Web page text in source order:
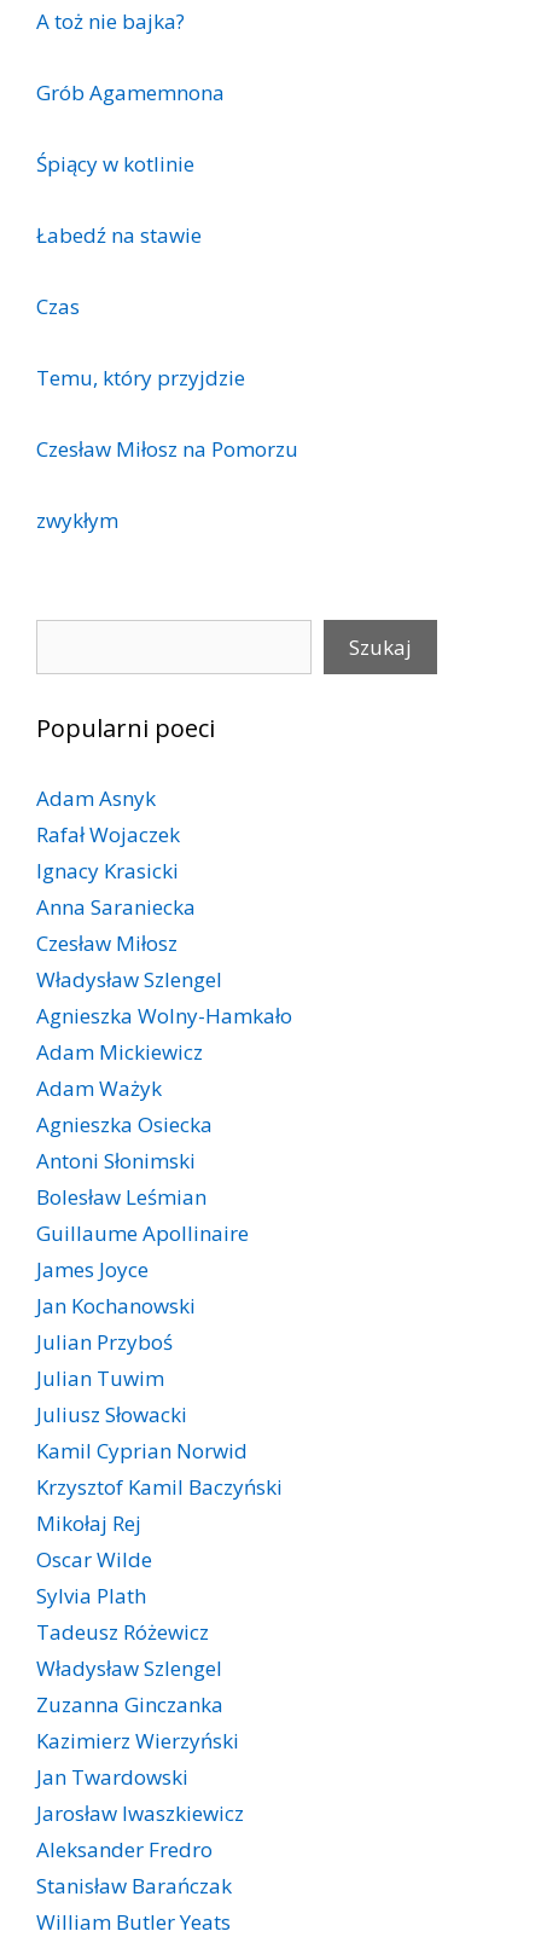
A toż nie bajka?
Grób Agamemnona
Śpiący w kotlinie
Łabedź na stawie
Czas
Temu, który przyjdzie
Czesław Miłosz na Pomorzu
zwykłym
Szukaj
Popularni poeci
Adam Asnyk
Rafał Wojaczek
Ignacy Krasicki
Anna Saraniecka
Czesław Miłosz
Władysław Szlengel
Agnieszka Wolny-Hamkało
Adam Mickiewicz
Adam Ważyk
Agnieszka Osiecka
Antoni Słonimski
Bolesław Leśmian
Guillaume Apollinaire
James Joyce
Jan Kochanowski
Julian Przyboś
Julian Tuwim
Juliusz Słowacki
Kamil Cyprian Norwid
Krzysztof Kamil Baczyński
Mikołaj Rej
Oscar Wilde
Sylvia Plath
Tadeusz Różewicz
Władysław Szlengel
Zuzanna Ginczanka
Kazimierz Wierzyński
Jan Twardowski
Jarosław Iwaszkiewicz
Aleksander Fredro
Stanisław Barańczak
William Butler Yeats